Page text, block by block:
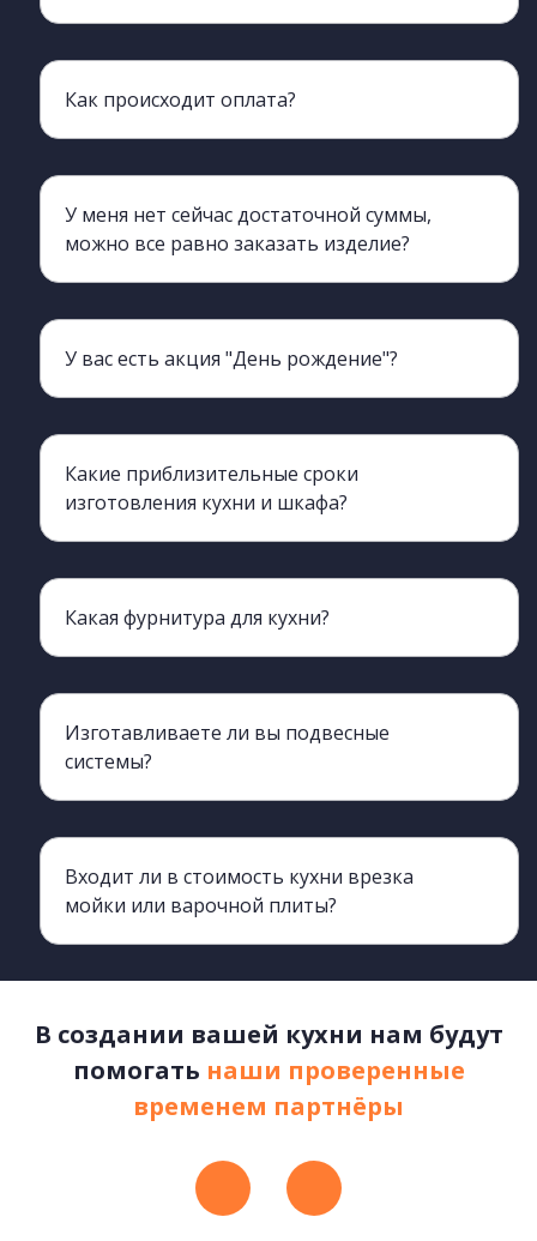
Как происходит оплата?
У меня нет сейчас достаточной суммы,
можно все равно заказать изделие?
У вас есть акция "День рождение"?
Какие приблизительные сроки
изготовления кухни и шкафа?
Какая фурнитура для кухни?
Изготавливаете ли вы подвесные
системы?
Входит ли в стоимость кухни врезка
мойки или варочной плиты?
В создании вашей кухни нам будут
помогать наши проверенные
временем партнёры